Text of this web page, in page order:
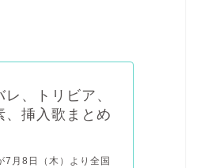
、トリビア、
、挿入歌まとめ
7月8日（木）より全国